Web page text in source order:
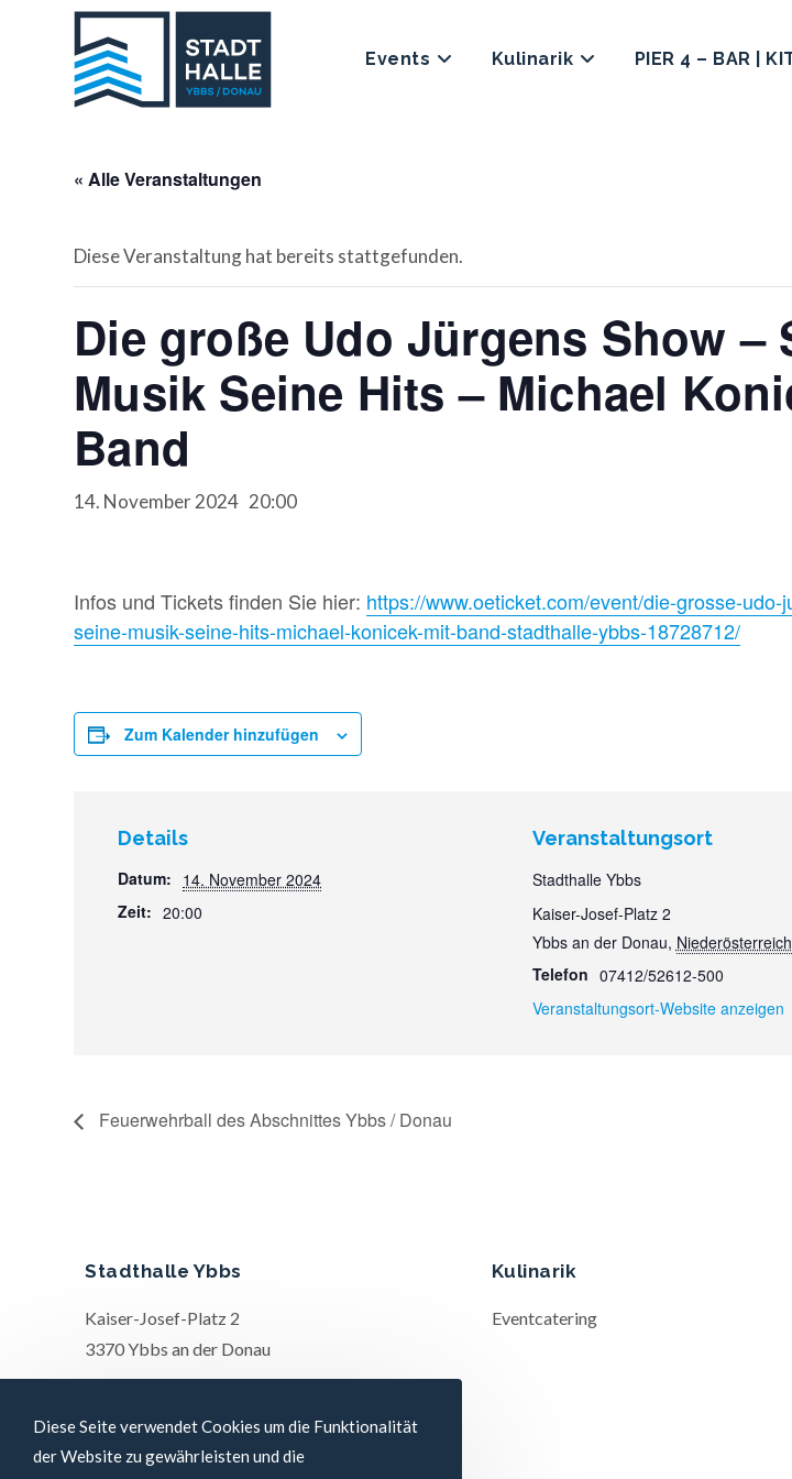
Events Kulinarik PIER 4 – BAR |
« Alle Veranstaltungen
Diese Veranstaltung hat bereits stattgefunden.
Die große Udo Jürgens Show –
Musik Seine Hits – Michael
Band
14. November 2024 20:00
Infos und Tickets finden Sie hier: https://www.oeticket.com/event/die-grosse-udo-
seine-musik-seine-hits-michael-konicek-mit-band-stadthalle-ybbs-18728712/
Zum Kalender hinzufügen
Details
Datum: 14. November 2024
Zeit: 20:00
Veranstaltungsort
Stadthalle Ybbs
Kaiser-Josef-Platz 2
Ybbs an der Donau, Niederösterreich
Telefon 07412/52612-500
Veranstaltungsort-Website anzeigen
Feuerwehrball des Abschnittes Ybbs / Donau
Stadthalle Ybbs
Kaiser-Josef-Platz 2
3370 Ybbs an der Donau
Kulinarik
Eventcatering
Diese Seite verwendet Cookies um die Funktionalität
der Website zu gewährleisten und die